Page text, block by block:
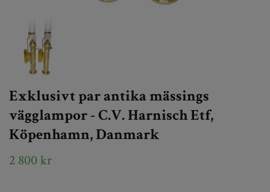
Exklusivt par antika mässings
vägglampor - C.V. Harnisch Etf,
Köpenhamn, Danmark
2 800 kr